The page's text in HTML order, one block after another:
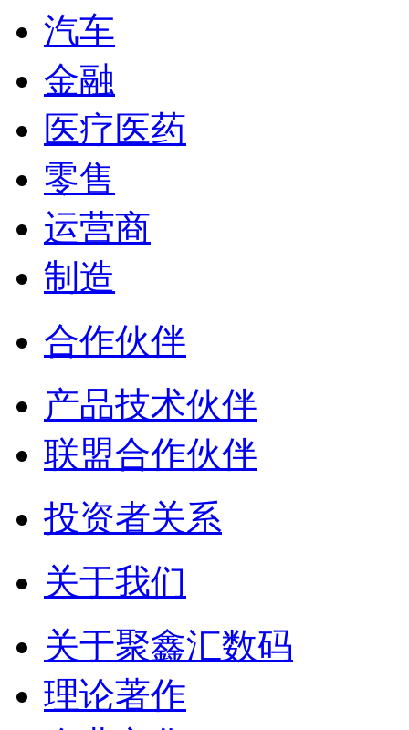
汽车
金融
医疗医药
零售
运营商
制造
合作伙伴
产品技术伙伴
联盟合作伙伴
投资者关系
关于我们
关于聚鑫汇数码
理论著作